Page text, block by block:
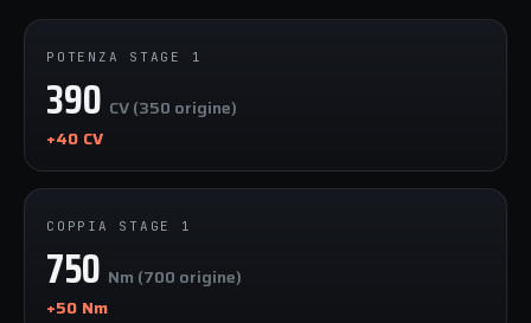
POTENZA STAGE 1
390 CV (350 origine)
+40 CV
COPPIA STAGE 1
750 Nm (700 origine)
+50 Nm